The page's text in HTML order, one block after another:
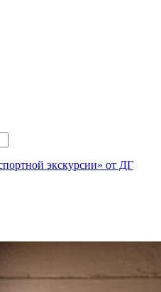
экскурсии» от ДГ